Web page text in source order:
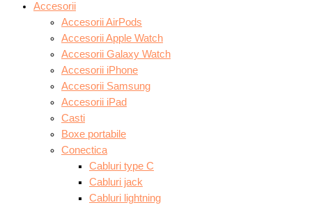
Accesorii
Accesorii AirPods
Accesorii Apple Watch
Accesorii Galaxy Watch
Accesorii iPhone
Accesorii Samsung
Accesorii iPad
Casti
Boxe portabile
Conectica
Cabluri type C
Cabluri jack
Cabluri lightning